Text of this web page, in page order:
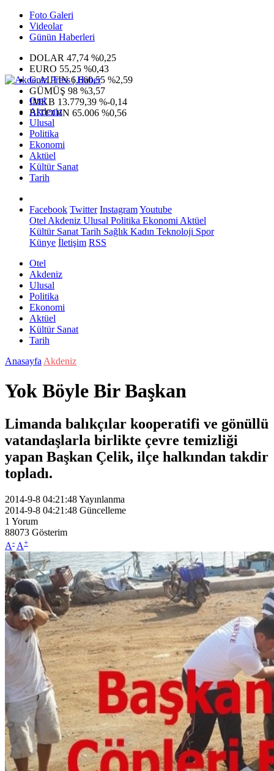
Foto Galeri
Videolar
Günün Haberleri
DOLAR 47,74 %0,25
EURO 55,25 %0,43
G.ALTIN6.660,55 %2,59
GÜMÜŞ 98 %3,57
IMKB 13.779,39 %-0,14
BITCOIN 65.006 %0,56
Otel
Akdeniz
Ulusal
Politika
Ekonomi
Aktüel
Kültür Sanat
Tarih
Facebook Twitter InstagramYoutube
Otel Akdeniz Ulusal Politika Ekonomi Aktüel
Kültür Sanat Tarih Sağlık Kadın Teknoloji Spor
Künye İletişim RSS
Otel
Akdeniz
Ulusal
Politika
Ekonomi
Aktüel
Kültür Sanat
Tarih
Anasayfa Akdeniz
Yok Böyle Bir Başkan
Limanda balıkçılar kooperatifi ve gönüllü
vatandaşlarla birlikte çevre temizliği
yapan Başkan Çelik, ilçe halkından takdir
topladı.
2014-9-8 04:21:48Yayınlanma
2014-9-8 04:21:48 Güncelleme
1 Yorum
88073 Gösterim
A- A+